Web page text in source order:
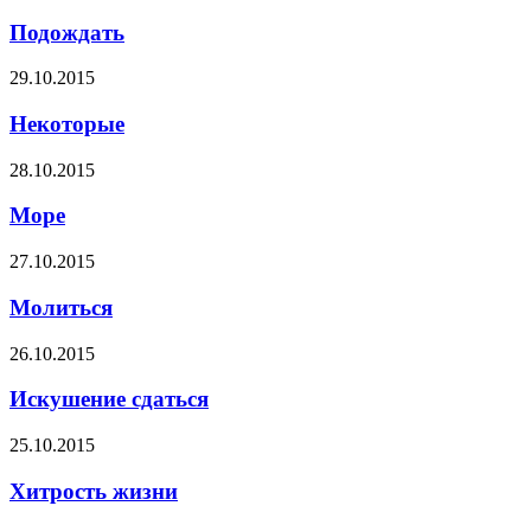
Подождать
29.10.2015
Некоторые
28.10.2015
Море
27.10.2015
Молиться
26.10.2015
Искушение сдаться
25.10.2015
Хитрость жизни